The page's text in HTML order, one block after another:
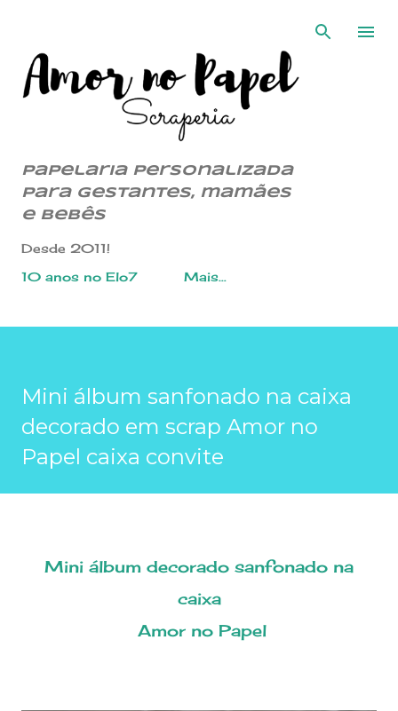
Papelaria Personalizada
para gestantes, mamães
e bebês
Desde 2011!
10 anos no Elo7
Mais…
Mini álbum sanfonado na caixa
decorado em scrap Amor no
Papel caixa convite
Mini álbum decorado sanfonado na
caixa
Amor no Papel